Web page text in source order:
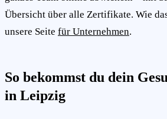
Übersicht über alle Zertifikate. Wie
unsere Seite für Unternehmen.
So bekommst du dein
in Leipzig